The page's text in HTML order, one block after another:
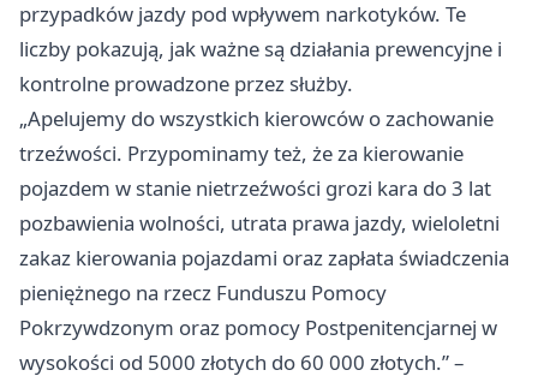
przypadków jazdy pod wpływem narkotyków. Te
liczby pokazują, jak ważne są działania prewencyjne i
kontrolne prowadzone przez służby.
„Apelujemy do wszystkich kierowców o zachowanie
trzeźwości. Przypominamy też, że za kierowanie
pojazdem w stanie nietrzeźwości grozi kara do 3 lat
pozbawienia wolności, utrata prawa jazdy, wieloletni
zakaz kierowania pojazdami oraz zapłata świadczenia
pieniężnego na rzecz Funduszu Pomocy
Pokrzywdzonym oraz pomocy Postpenitencjarnej w
wysokości od 5000 złotych do 60 000 złotych.” –